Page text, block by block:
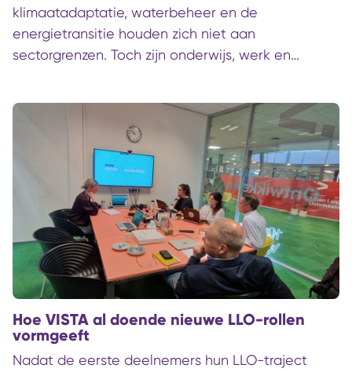
klimaatadaptatie, waterbeheer en de
energietransitie houden zich niet aan
sectorgrenzen. Toch zijn onderwijs, werk en
veranderende arbeidsmarkt moet daarom anders
leren kijken: namelijk vanuit de opgaven waar een
regio voor staat. Dat is een van de belangrijkste
inzichten uit de pilot van TerraNext in Noord-
Nederland. De pilot laat zien dat de arbeidsmarkt
van morgen vraagt om werknemers die opgeleid
zijn over sectorgrenzen heen.
Hoe VISTA al doende nieuwe LLO-rollen
vormgeeft
Nadat de eerste deelnemers hun LLO-traject